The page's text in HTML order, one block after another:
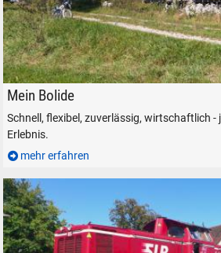
Elektrolokomotive MRCE Siemens Vectron
Mein Bolide
Schnell, flexibel, zuverlässig, wirtschaftlich -
Erlebnis.
mehr erfahren
SUCHEN
Durchsuchen
alles
Suche ...